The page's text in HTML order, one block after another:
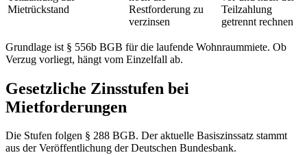
Mietrückstand
Restforderung zu
verzinsen
Teilzahlung
getrennt rechnen
Grundlage ist § 556b BGB für die laufende Wohnraummiete. Ob
Verzug vorliegt, hängt vom Einzelfall ab.
Gesetzliche Zinsstufen bei
Mietforderungen
Die Stufen folgen § 288 BGB. Der aktuelle Basiszinssatz stammt
aus der Veröffentlichung der Deutschen Bundesbank.